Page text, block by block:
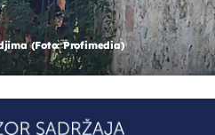
(Foto: Profimedia)